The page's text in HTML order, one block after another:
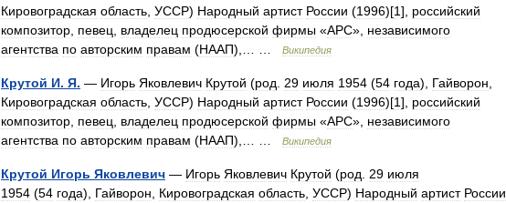
Кировоградская область УССР) Народный артист России (1996)[1], российский
композитор певец владелец продюсерской фирмы «АРС», независимого
агентства по авторским правам (НААП),… … Википедия
Крутой И. Я. — Игорь Яковлевич Крутой (род 29 июля 1954 (54 года), Гайворон
Кировоградская область УССР) Народный артист России (1996)[1], российский
композитор певец владелец продюсерской фирмы «АРС», независимого
агентства по авторским правам (НААП),… … Википедия
Крутой Игорь Яковлевич — Игорь Яковлевич Крутой (род 29 июля
1954 (54 года), Гайворон Кировоградская область УССР) Народный артист России